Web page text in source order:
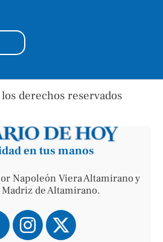
derechos reservados
en tus manos
Napoleón Viera Altamirano y
de Altamirano.